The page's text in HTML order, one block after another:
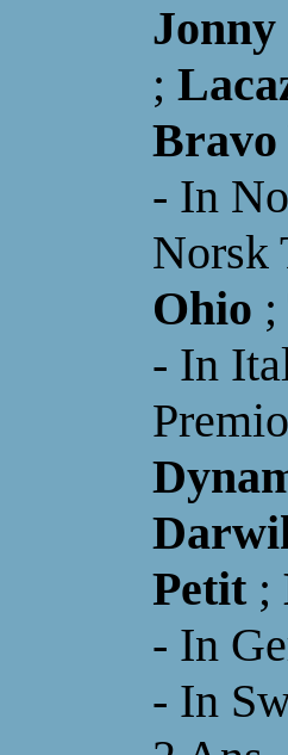
;
- In
Norsk
Ohio ;
- In
Petit ;
- In
- In